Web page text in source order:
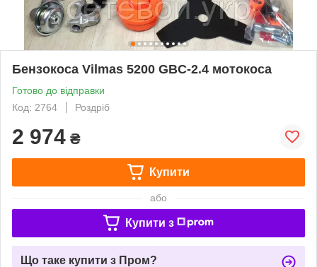
Бензокоса Vilmas 5200 GBC-2.4 мотокоса
Готово до відправки
Код: 2764
Роздріб
2 974 ₴
Купити
або
Купити з
Що таке купити з Пром?